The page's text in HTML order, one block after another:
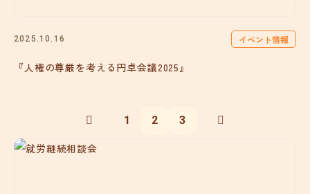
2025.10.16 イベント情報
『人権の尊厳を考える円卓会議2025』
1 2 3